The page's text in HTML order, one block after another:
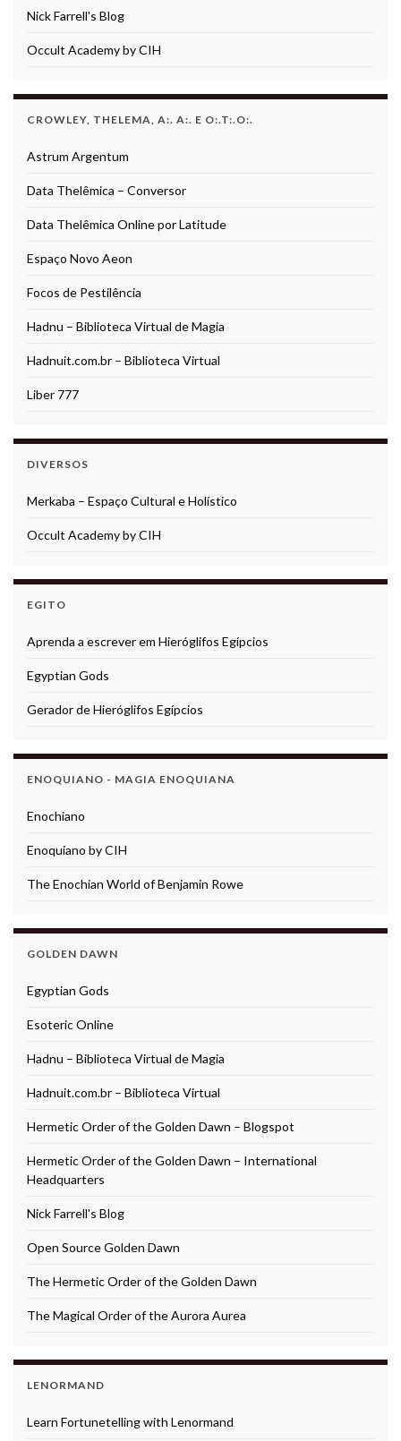
Nick Farrell's Blog
Occult Academy by CIH
CROWLEY, THELEMA, A:. A:. E O:.T:.O:.
Astrum Argentum
Data Thelêmica – Conversor
Data Thelêmica Online por Latitude
Espaço Novo Aeon
Focos de Pestilência
Hadnu – Biblioteca Virtual de Magia
Hadnuit.com.br – Biblioteca Virtual
Liber 777
DIVERSOS
Merkaba – Espaço Cultural e Holístico
Occult Academy by CIH
EGITO
Aprenda a escrever em Hieróglifos Egípcios
Egyptian Gods
Gerador de Hieróglifos Egípcios
ENOQUIANO - MAGIA ENOQUIANA
Enochiano
Enoquiano by CIH
The Enochian World of Benjamin Rowe
GOLDEN DAWN
Egyptian Gods
Esoteric Online
Hadnu – Biblioteca Virtual de Magia
Hadnuit.com.br – Biblioteca Virtual
Hermetic Order of the Golden Dawn – Blogspot
Hermetic Order of the Golden Dawn – International
Headquarters
Nick Farrell's Blog
Open Source Golden Dawn
The Hermetic Order of the Golden Dawn
The Magical Order of the Aurora Aurea
LENORMAND
Learn Fortunetelling with Lenormand